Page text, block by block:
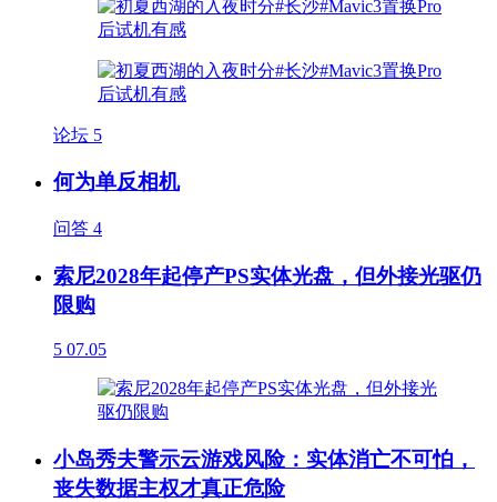
论坛 5
何为单反相机
问答 4
索尼2028年起停产PS实体光盘，但外接光驱仍
限购
5 07.05
小岛秀夫警示云游戏风险：实体消亡不可怕，
丧失数据主权才真正危险